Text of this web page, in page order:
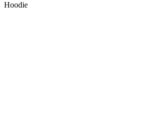
Hoodie